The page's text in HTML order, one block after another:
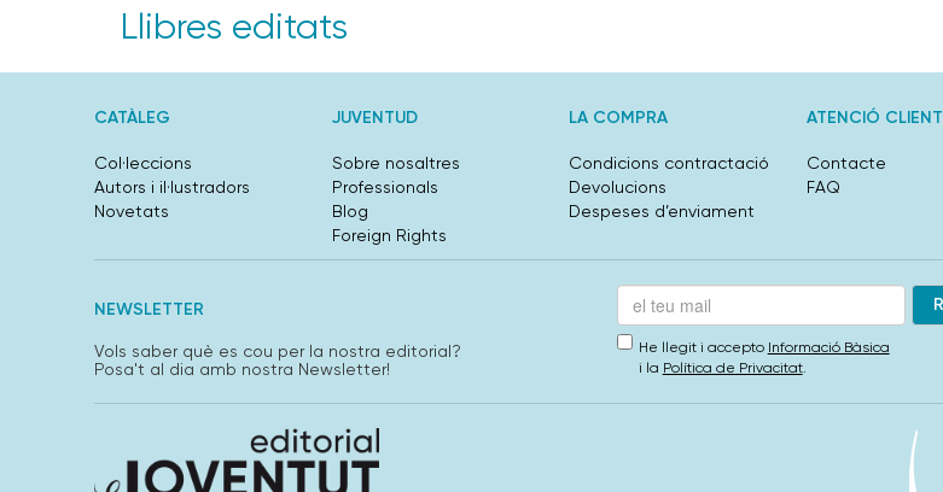
Llibres editats
CATÀLEG
Col·leccions
Autors i il·lustradors
Novetats
JUVENTUD
Sobre nosaltres
Professionals
Blog
Foreign Rights
LA COMPRA
Condicions contractació
Devolucions
Despeses d’enviament
ATENCIÓ CLIENT
Contacte
FAQ
NEWSLETTER
Vols saber què es cou per la nostra editorial?
Posa't al dia amb nostra Newsletter!
He llegit i accepto Informació Bàsica
i la Política de Privacitat.